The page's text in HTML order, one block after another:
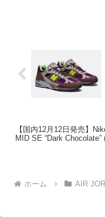
【国内12月12日発売】
MID SE “Dark Chocolate”
ホーム AIR